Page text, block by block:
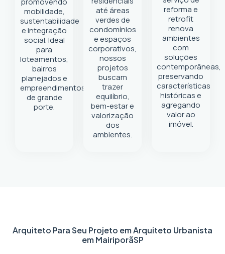
mobilidade,
sustentabilidade
e integração
social. Ideal
para
loteamentos,
bairros
planejados e
empreendimentos
de grande
porte.
até áreas
verdes de
condomínios
e espaços
corporativos,
nossos
projetos
buscam
trazer
equilíbrio,
bem-estar e
valorização
dos
ambientes.
reforma e
retrofit
renova
ambientes
com
soluções
contemporâneas,
preservando
características
históricas e
agregando
valor ao
imóvel.
Arquiteto Para Seu Projeto emArquiteto Urbanista
em MairiporãSP